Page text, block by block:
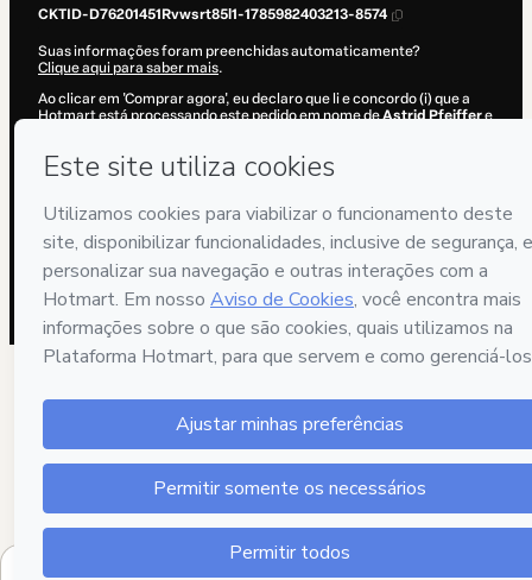
CKTID-D76201451Rvwsrt85l1-1785982403213-8574
Suas informações foram preenchidas automaticamente?
Clique aqui para saber mais.
Ao clicar em 'Comprar agora', eu declaro que li e concordo (i) que a
Hotmart está processando este pedido em nome deAstrid Pfeiffere
Políticas da Hotmarte (iii) que sou maior de idade ou autorizado e
Saiba mais sobre sua compraaqui.
Hotmart ©2026- Todos os direitos reservados
2026-08-06T02:13:24.866Z
REF.